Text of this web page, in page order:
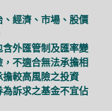
經濟、市場、股價
外匯管制及匯率變
不適合無法承擔相
擔較高風險之投資
訴求之基金不宜佔